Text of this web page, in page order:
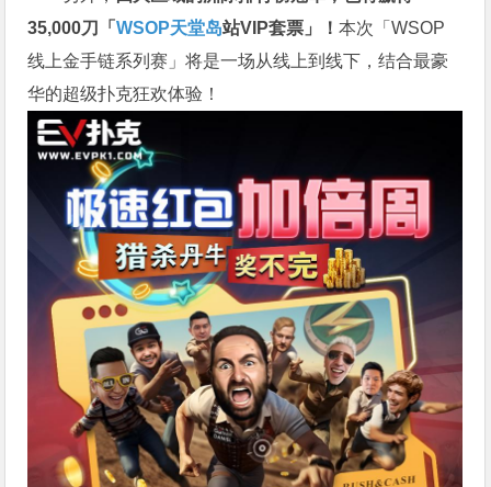
35,000刀「WSOP天堂岛站VIP套票」！本次「WSOP
线上金手链系列赛」将是一场从线上到线下，结合最豪
华的超级扑克狂欢体验！